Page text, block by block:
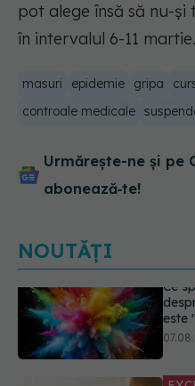
pot alege însă să nu-
în intervalul 6-11 martie.
masuri epidemie gripa
controale medicale
Urmărește-ne și pe
abonează‑te!
NOUTĂȚI